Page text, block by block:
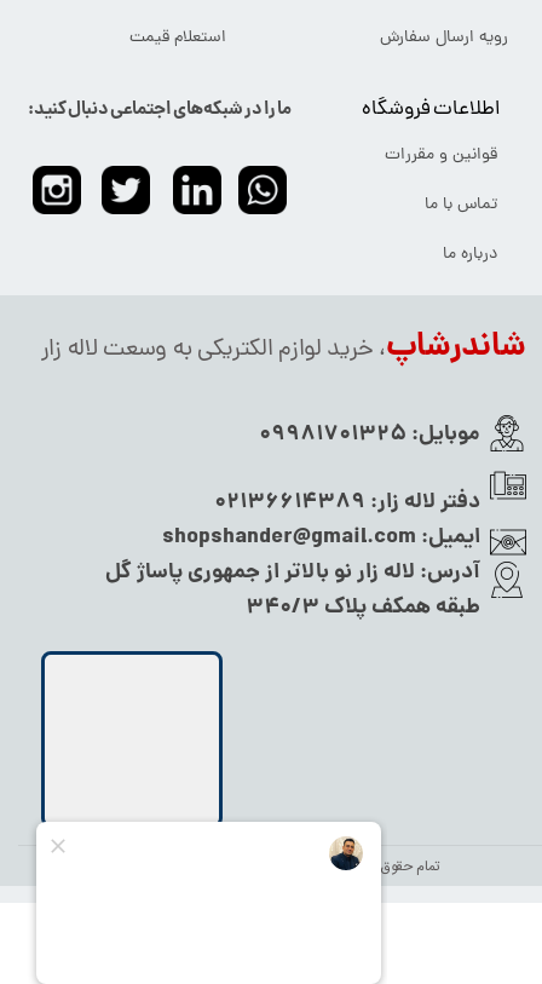
شاندرشاپ، خرید لوازم الکتریکی به وسعت لاله زار
تمام حقوق این سایت متعلق به
موبایل: 09981701325
دفتر لاله زار: 02136614389
ایمیل: shopshander@gmail.com
آدرس: لاله زار نو بالاتر از جمهوری پاساژ گل
طبقه همکف پلاک ۳۴۰/۳
ما را در شبکه‌های اجتماعی دنبال کنید: اطلاعات فروشگاه
قوانین و مقررات
تماس با ما
درباره ما
استعلام قیمت
رویه ارسال سفارش